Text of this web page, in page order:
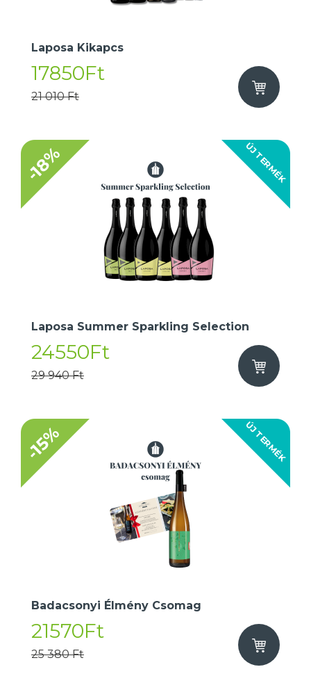
Laposa Kikapcs
17850Ft
21 010 Ft
ÚJ TERMÉK
-18%
Laposa Summer Sparkling Selection
24550Ft
29 940 Ft
ÚJ TERMÉK
-15%
Badacsonyi Élmény Csomag
21570Ft
25 380 Ft